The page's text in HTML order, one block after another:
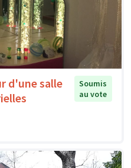
d'une salle
Soumis
au vote